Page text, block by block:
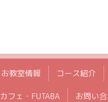
お教室情報 コース紹介
カフェ・FUTABA お問い